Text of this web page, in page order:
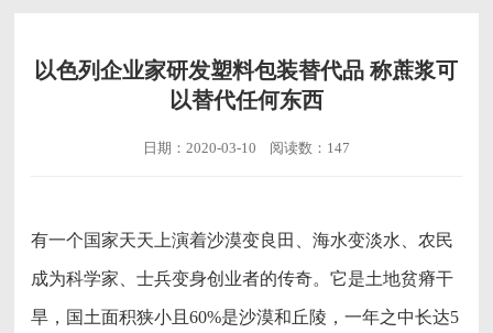
以色列企业家研发塑料包装替代品 称蔗浆可
以替代任何东西
日期：2020-03-10 阅读数：147
有一个国家天天上演着沙漠变良田、海水变淡水、农民
成为科学家、士兵变身创业者的传奇。它是土地贫瘠干
旱，国土面积狭小且60%是沙漠和丘陵，一年之中长达5